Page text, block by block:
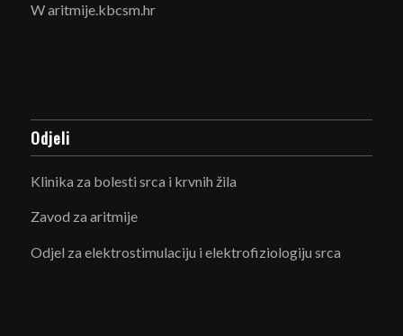
W aritmije.kbcsm.hr
Odjeli
Klinika za bolesti srca i krvnih žila
Zavod za aritmije
Odjel za elektrostimulaciju i elektrofiziologiju srca